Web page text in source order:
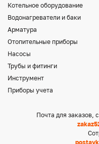
Котельное оборудование
Водонагреватели и баки
Арматура
Отопительные приборы
Насосы
Трубы и фитинги
Инструмент
Приборы учета
Почта для заказов,